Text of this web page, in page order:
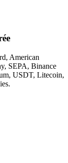
American
SEPA, Binance
USDT, Litecoin,